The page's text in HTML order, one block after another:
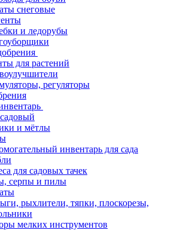
снеговые
и ледорубы
для растений
регуляторы
и мётлы
инвентарь для сада
для садовых тачек
серпы и пилы
рыхлители, тяпки, плоскорезы,
мелких инструментов